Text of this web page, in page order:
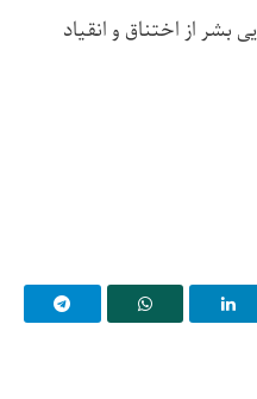
بشر از اختناق و انقیاد